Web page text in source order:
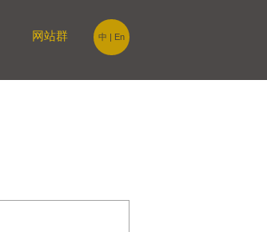
网站群 中 | En